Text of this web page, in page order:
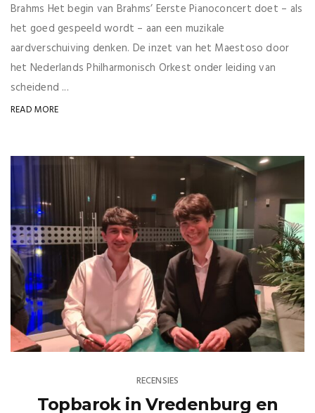
Brahms Het begin van Brahms’ Eerste Pianoconcert doet – als
het goed gespeeld wordt – aan een muzikale
aardverschuiving denken. De inzet van het Maestoso door
het Nederlands Philharmonisch Orkest onder leiding van
scheidend ...
READ MORE
RECENSIES
Topbarok in Vredenburg en